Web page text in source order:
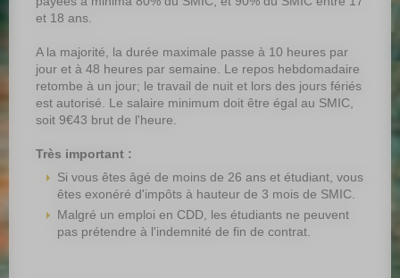
et 18 ans.
A la majorité, la durée maximale passe à 10 heures par
jour et à 48 heures par semaine. Le repos hebdomadaire
retombe à un jour; le travail de nuit et lors des jours fériés
est autorisé. Le salaire minimum doit être égal au SMIC,
soit 9€43 brut de l'heure.
Très important :
Si vous êtes âgé de moins de 26 ans et étudiant, vous
êtes exonéré d'impôts à hauteur de 3 mois de SMIC.
Malgré un emploi en CDD, les étudiants ne peuvent
pas prétendre à l'indemnité de fin de contrat.